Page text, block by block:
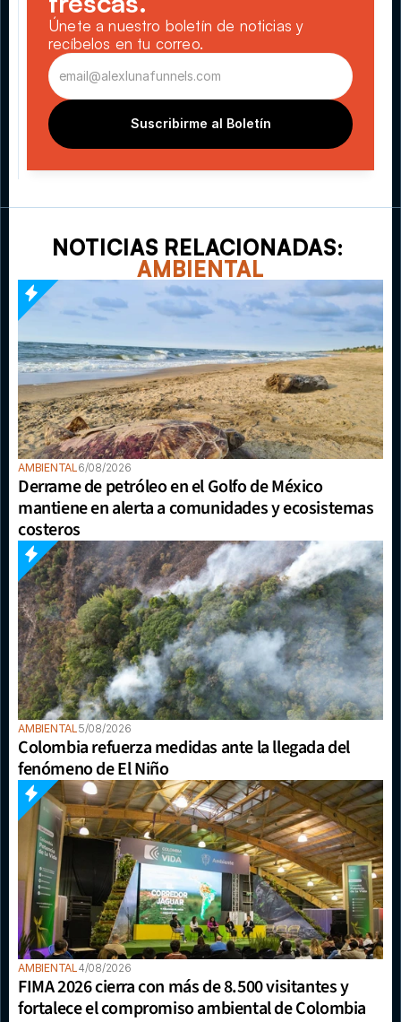
Únete a nuestro boletín de noticias y
recíbelos en tu correo.
Suscribirme al Boletín
NOTICIAS RELACIONADAS:
AMBIENTAL
AMBIENTAL 6/08/2026
Derrame de petróleo en el Golfo de México
mantiene en alerta a comunidades y ecosistemas
costeros
AMBIENTAL 5/08/2026
Colombia refuerza medidas ante la llegada del
fenómeno de El Niño
AMBIENTAL 4/08/2026
FIMA 2026 cierra con más de 8.500 visitantes y
fortalece el compromiso ambiental de Colombia